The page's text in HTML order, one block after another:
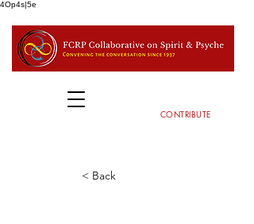
4Op4s|5e
CONTRIBUTE
< Back